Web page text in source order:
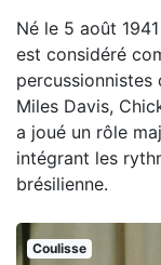
Né le 5 août
est considéré
Miles Davis,
a joué un rôle
intégrant les
brésilienne.
Coulisse